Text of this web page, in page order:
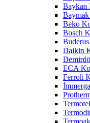
Baykan
Beko
Bosch
Daikin
ECA
Ferroli